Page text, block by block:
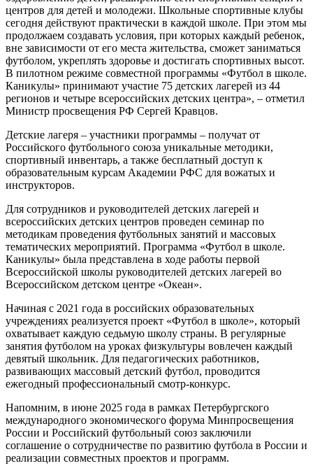
центров для детей и молодежи. Школьные спортивные клубы
сегодня действуют практически в каждой школе. При этом мы
продолжаем создавать условия, при которых каждый ребенок,
вне зависимости от его места жительства, сможет заниматься
футболом, укреплять здоровье и достигать спортивных высот.
В пилотном режиме совместной программы «Футбол в школе.
Каникулы» принимают участие 75 детских лагерей из 44
регионов и четыре всероссийских детских центра», – отметил
Министр просвещения РФ Сергей Кравцов.
Детские лагеря – участники программы – получат от
Российского футбольного союза уникальные методики,
спортивный инвентарь, а также бесплатный доступ к
образовательным курсам Академии РФС для вожатых и
инструкторов.
Для сотрудников и руководителей детских лагерей и
всероссийских детских центров проведен семинар по
методикам проведения футбольных занятий и массовых
тематических мероприятий. Программа «Футбол в школе.
Каникулы» была представлена в ходе работы первой
Всероссийской школы руководителей детских лагерей во
Всероссийском детском центре «Океан».
Начиная с 2021 года в российских образовательных
учреждениях реализуется проект «Футбол в школе», который
охватывает каждую седьмую школу страны. В регулярные
занятия футболом на уроках физкультуры вовлечен каждый
девятый школьник. Для педагогических работников,
развивающих массовый детский футбол, проводится
ежегодный профессиональный смотр-конкурс.
Напомним, в июне 2025 года в рамках Петербургского
международного экономического форума Минпросвещения
России и Российский футбольный союз заключили
соглашение о сотрудничестве по развитию футбола в России и
реализации совместных проектов и программ.